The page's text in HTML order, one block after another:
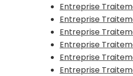
Entreprise
Entreprise
Entreprise
Entreprise
Entreprise
Entreprise